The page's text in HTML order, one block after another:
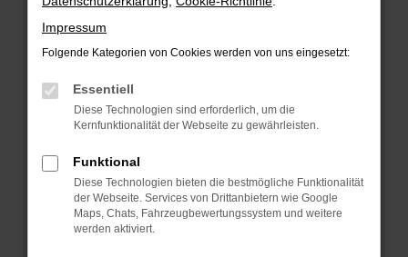
Laden andere Webseiten, zum Beispiel deine
Suchmaschine?
Prüfe deine Browsererweiterungen.
können das Laden bestimmter Seiten
verhindern. Funktioniert die Seite in einem
Fenster?
Starte dein Gerät neu.
Das kann manchmal helfen, vorübergehende
Probleme zu beheben.
Impressum
Folgende Kategorien von Cookies werden von uns eingesetzt:
Essentiell
Diese Technologien sind erforderlich, um die
Kernfunktionalität der Webseite zu gewährleisten.
Funktional
Diese Technologien bieten die bestmögliche Funktionalität
der Webseite. Services von Drittanbietern wie Google
Maps, Chats, Fahrzeugbewertungssystem und weitere
werden aktiviert.